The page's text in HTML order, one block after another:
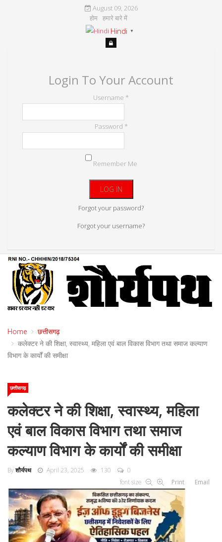
August 09, 2026
होम हमारे बारे में
Hindi ▼
Login To Your Account
Username *
Password *
Remember Me
Forgot your password?
Forgot your username?
Home
छत्तीसगढ़
कलेक्टर ने की शिक्षा, स्वास्थ्य, महिला एवं बाल विकास विभाग तथा समाज कल्याण
विभाग के कार्यों की समीक्षा
छत्तीसगढ़
कलेक्टर ने की शिक्षा, स्वास्थ्य, महिला
एवं बाल विकास विभाग तथा समाज
कल्याण विभाग के कार्यों की समीक्षा
Byशौर्यपथ April 23, 2025 130
0
font size
Print Email